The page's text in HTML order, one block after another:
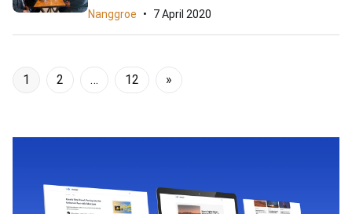
Nanggroe 7 April 2020
1 2 … 12 »